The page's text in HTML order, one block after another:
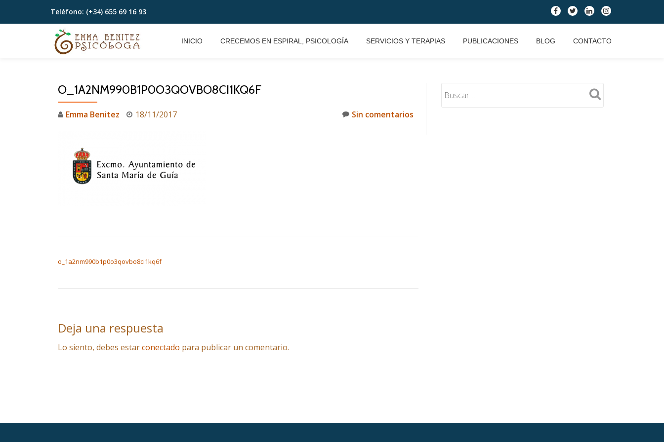
Saltar
Teléfono: (+34) 655 69 16 93
fa-
facebook
fa-
twitter
fa-
linkedin
fa-
instagram
INICIO CRECEMOS EN ESPIRAL, PSICOLOGÍA SERVICIOS Y TERAPIAS PUBLICACIONES BLOG CONTACTO
O_1A2NM990B1P0O3QOVBO8CI1KQ6F
Emma Benitez 18/11/2017 Sin comentarios
o_1a2nm990b1p0o3qovbo8ci1kq6f
Deja una respuesta
Lo siento, debes estarconectado para publicar un comentario.